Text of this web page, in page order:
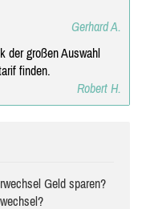
Gerhard A.
der großen Auswahl
finden.
Robert H.
Geld sparen?